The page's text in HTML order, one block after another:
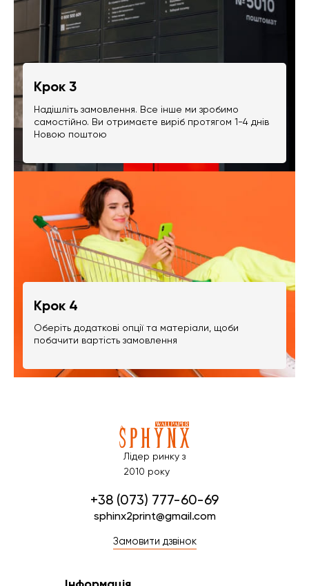
Крок 3
Надішліть замовлення. Все інше ми зробимо
самостійно. Ви отримаєте виріб протягом 1-4 днів
Новою поштою
Крок 4
Оберіть додаткові опції та матеріали, щоби
побачити вартість замовлення
Лідер ринку з
2010 року
+38 (073) 777-60-69
sphinx2print@gmail.com
Замовити дзвінок